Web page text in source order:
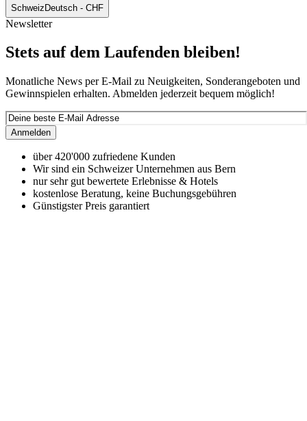
SchweizDeutsch - CHF
Newsletter
Stets auf dem Laufenden bleiben!
Monatliche News per E-Mail zu Neuigkeiten, Sonderangeboten und
Gewinnspielen erhalten. Abmelden jederzeit bequem möglich!
Anmelden
über 420'000 zufriedene Kunden
Wir sind ein Schweizer Unternehmen aus Bern
nur sehr gut bewertete Erlebnisse & Hotels
kostenlose Beratung, keine Buchungsgebühren
Günstigster Preis garantiert